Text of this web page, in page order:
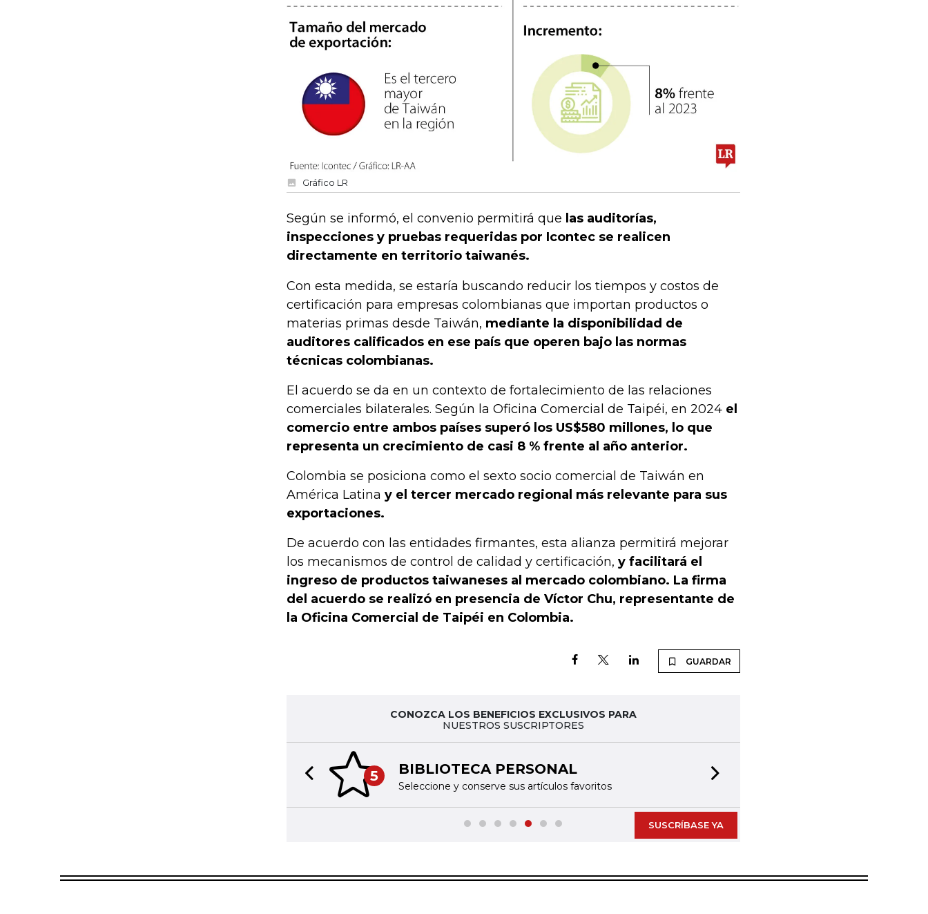
Gráfico LR
Según se informó, el convenio permitirá que las auditorías,
inspecciones y pruebas requeridas por Icontec se realicen
directamente en territorio taiwanés.
Con esta medida, se estaría buscando reducir los tiempos y costos de
certificación para empresas colombianas que importan productos o
materias primas desde Taiwán, mediante la disponibilidad de
auditores calificados en ese país que operen bajo las normas
técnicas colombianas.
El acuerdo se da en un contexto de fortalecimiento de las relaciones
comerciales bilaterales. Según la Oficina Comercial de Taipéi, en 2024 el
comercio entre ambos países superó los US$580 millones, lo que
representa un crecimiento de casi 8 % frente al año anterior.
Colombia se posiciona como el sexto socio comercial de Taiwán en
América Latina y el tercer mercado regional más relevante para sus
exportaciones.
De acuerdo con las entidades firmantes, esta alianza permitirá mejorar
los mecanismos de control de calidad y certificación, y facilitará el
ingreso de productos taiwaneses al mercado colombiano. La firma
del acuerdo se realizó en presencia de Víctor Chu, representante de
la Oficina Comercial de Taipéi en Colombia.
GUARDAR
CONOZCA LOS BENEFICIOS EXCLUSIVOS PARA
NUESTROS SUSCRIPTORES
5 BIBLIOTECA PERSONAL
Seleccione y conserve sus artículos favoritos
Previous slide
SUSCRÍBASE YA